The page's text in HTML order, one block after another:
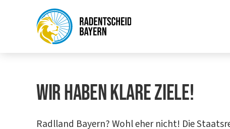
WIR HABEN KLA­RE ZIELE!
Radl­land Bay­ern? Wohl eher nicht! Die